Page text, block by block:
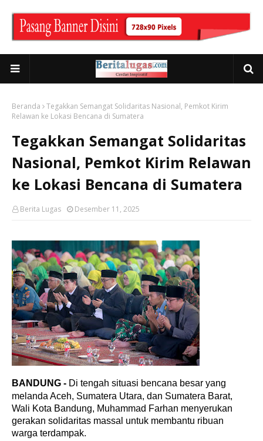
Beranda
Tegakkan Semangat Solidaritas Nasional, Pemkot Kirim
Relawan ke Lokasi Bencana di Sumatera
Tegakkan Semangat Solidaritas
Nasional, Pemkot Kirim Relawan
ke Lokasi Bencana di Sumatera
Berita Lugas Desember 11, 2025
BANDUNG - Di tengah situasi bencana besar yang
melanda Aceh, Sumatera Utara, dan Sumatera Barat,
Wali Kota Bandung, Muhammad Farhan menyerukan
gerakan solidaritas massal untuk membantu ribuan
warga terdampak.